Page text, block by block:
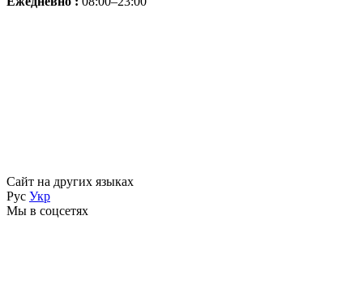
Сайт на других языках
Рус Укр
Мы в соцсетях